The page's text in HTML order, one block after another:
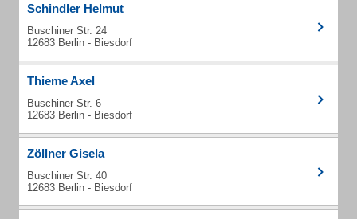
Schindler Helmut
Buschiner Str. 24
12683 Berlin - Biesdorf
Thieme Axel
Buschiner Str. 6
12683 Berlin - Biesdorf
Zöllner Gisela
Buschiner Str. 40
12683 Berlin - Biesdorf